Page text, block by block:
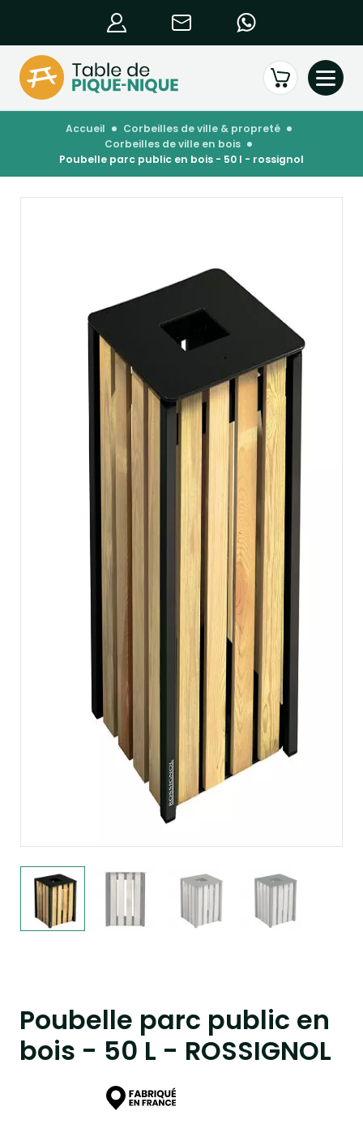
accueil
corbeilles de ville & propreté
corbeilles de ville en bois
poubelle parc public en bois - 50 l - rossignol
Poubelle parc public en
bois - 50 L - ROSSIGNOL